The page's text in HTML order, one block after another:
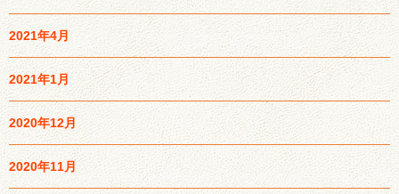
2021年4月
2021年1月
2020年12月
2020年11月